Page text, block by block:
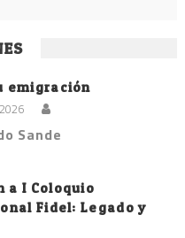
emigración
Sande
a I Coloquio
Fidel: Legado y